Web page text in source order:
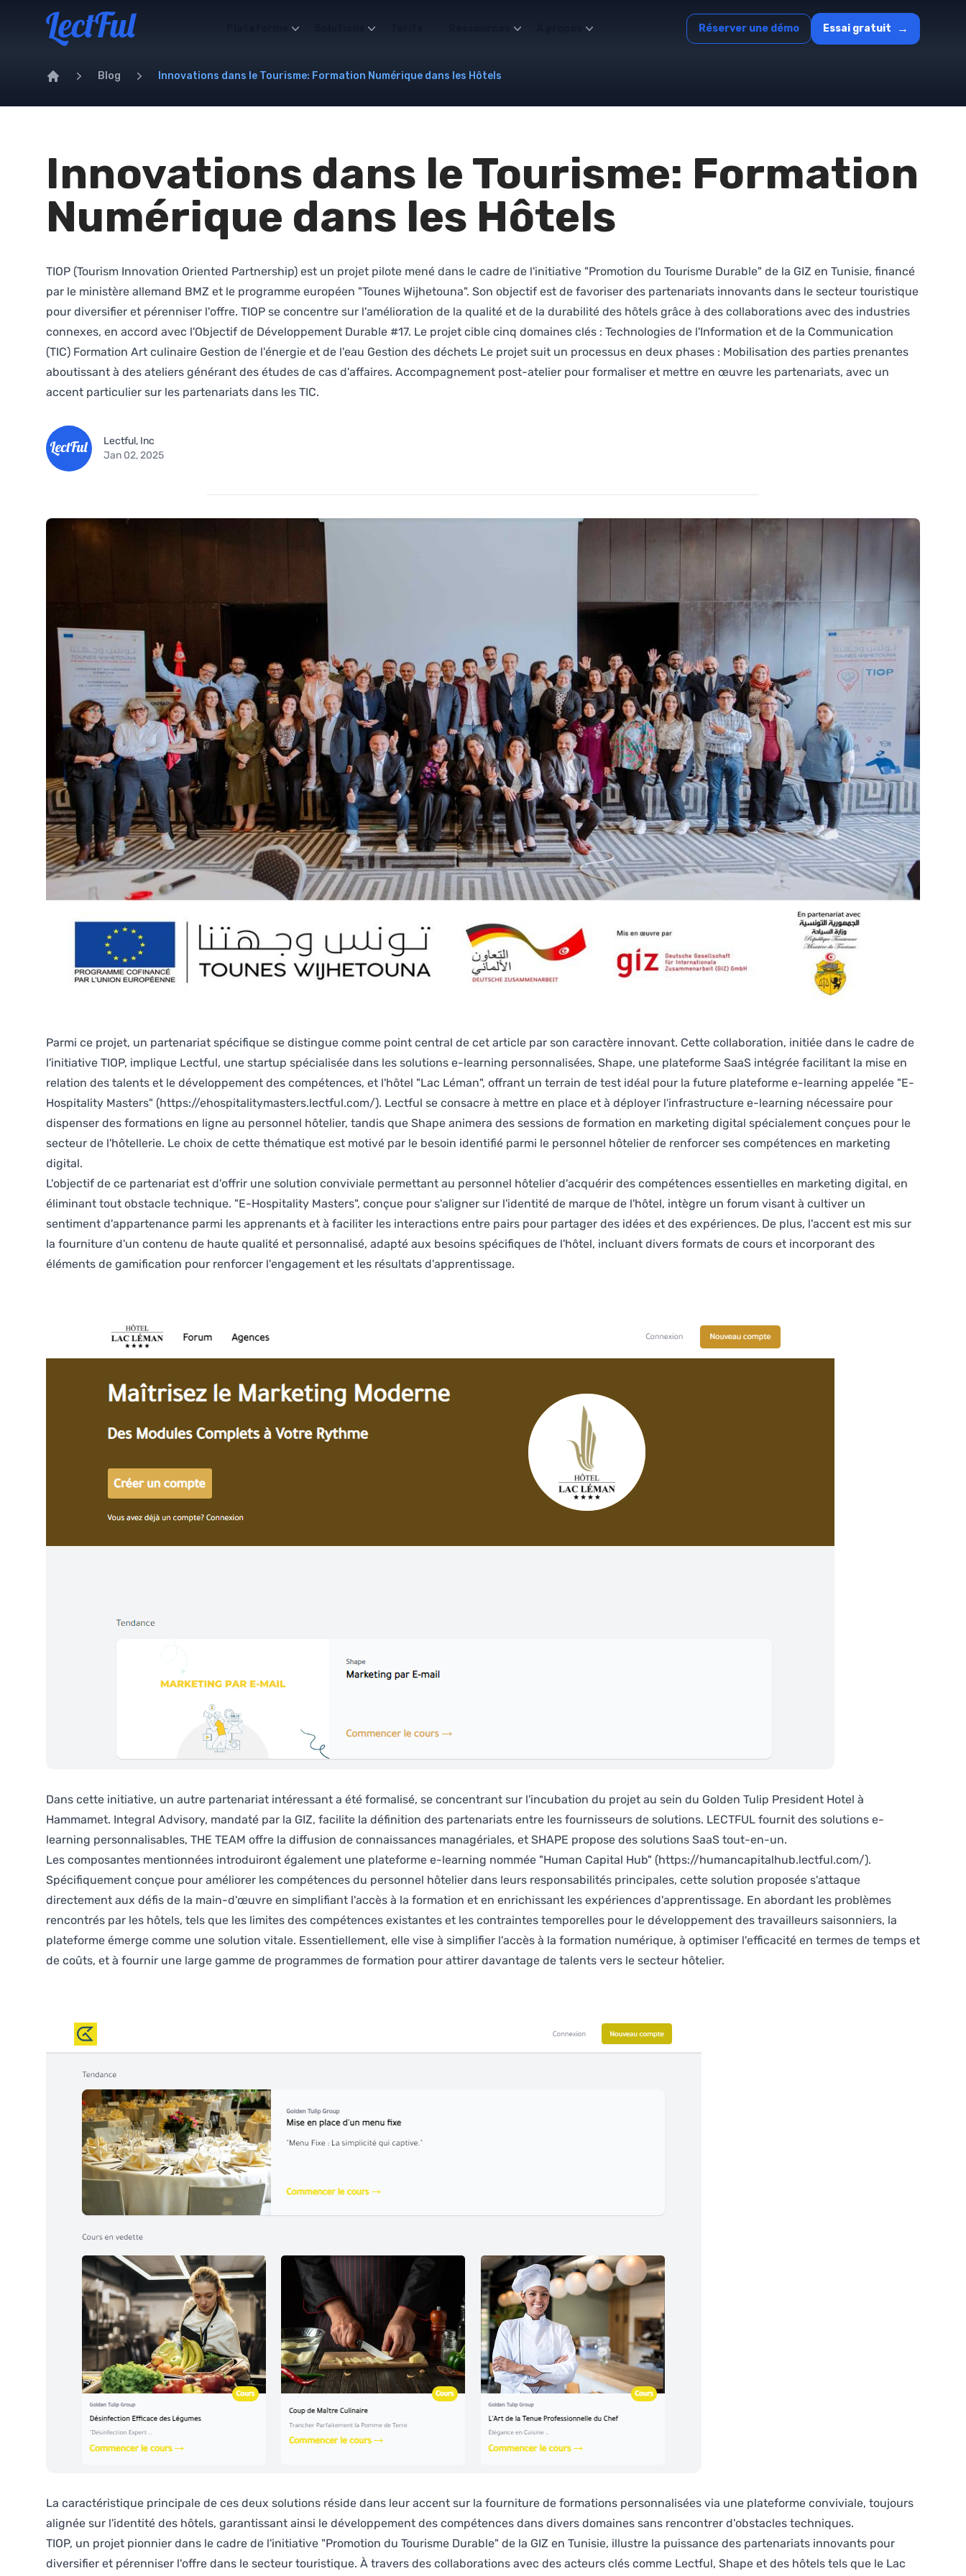
Your Company
Réserver une démo Essai gratuit →
Blog Innovations dans le Tourisme: Formation Numérique dans les Hôtels
Innovations dans le Tourisme: Formation
Numérique dans les Hôtels
TIOP (Tourism Innovation Oriented Partnership) est un projet pilote mené dans le cadre de l'initiative "Promotion du Tourisme Durable" de la GIZ en Tunisie, financé
par le ministère allemand BMZ et le programme européen "Tounes Wijhetouna". Son objectif est de favoriser des partenariats innovants dans le secteur touristique
pour diversifier et pérenniser l'offre. TIOP se concentre sur l'amélioration de la qualité et de la durabilité des hôtels grâce à des collaborations avec des industries
connexes, en accord avec l'Objectif de Développement Durable #17. Le projet cible cinq domaines clés : Technologies de l'Information et de la Communication
(TIC) Formation Art culinaire Gestion de l'énergie et de l'eau Gestion des déchets Le projet suit un processus en deux phases : Mobilisation des parties prenantes
aboutissant à des ateliers générant des études de cas d'affaires. Accompagnement post-atelier pour formaliser et mettre en œuvre les partenariats, avec un
accent particulier sur les partenariats dans les TIC.
Lectful, Inc
Jan 02, 2025
Parmi ce projet, un partenariat spécifique se distingue comme point central de cet article par son caractère innovant. Cette collaboration, initiée dans le cadre de
l'initiative TIOP, implique Lectful, une startup spécialisée dans les solutions e-learning personnalisées, Shape, une plateforme SaaS intégrée facilitant la mise en
relation des talents et le développement des compétences, et l'hôtel "Lac Léman", offrant un terrain de test idéal pour la future plateforme e-learning appelée "E-
Hospitality Masters" (https://ehospitalitymasters.lectful.com/). Lectful se consacre à mettre en place et à déployer l'infrastructure e-learning nécessaire pour
dispenser des formations en ligne au personnel hôtelier, tandis que Shape animera des sessions de formation en marketing digital spécialement conçues pour le
secteur de l'hôtellerie. Le choix de cette thématique est motivé par le besoin identifié parmi le personnel hôtelier de renforcer ses compétences en marketing
digital.
L'objectif de ce partenariat est d'offrir une solution conviviale permettant au personnel hôtelier d'acquérir des compétences essentielles en marketing digital, en
éliminant tout obstacle technique. "E-Hospitality Masters", conçue pour s'aligner sur l'identité de marque de l'hôtel, intègre un forum visant à cultiver un
sentiment d'appartenance parmi les apprenants et à faciliter les interactions entre pairs pour partager des idées et des expériences. De plus, l'accent est mis sur
la fourniture d'un contenu de haute qualité et personnalisé, adapté aux besoins spécifiques de l'hôtel, incluant divers formats de cours et incorporant des
éléments de gamification pour renforcer l'engagement et les résultats d'apprentissage.
Dans cette initiative, un autre partenariat intéressant a été formalisé, se concentrant sur l'incubation du projet au sein du Golden Tulip President Hotel à
Hammamet. Integral Advisory, mandaté par la GIZ, facilite la définition des partenariats entre les fournisseurs de solutions. LECTFUL fournit des solutions e-
learning personnalisables, THE TEAM offre la diffusion de connaissances managériales, et SHAPE propose des solutions SaaS tout-en-un.
Les composantes mentionnées introduiront également une plateforme e-learning nommée "Human Capital Hub" (https://humancapitalhub.lectful.com/).
Spécifiquement conçue pour améliorer les compétences du personnel hôtelier dans leurs responsabilités principales, cette solution proposée s'attaque
directement aux défis de la main-d'œuvre en simplifiant l'accès à la formation et en enrichissant les expériences d'apprentissage. En abordant les problèmes
rencontrés par les hôtels, tels que les limites des compétences existantes et les contraintes temporelles pour le développement des travailleurs saisonniers, la
plateforme émerge comme une solution vitale. Essentiellement, elle vise à simplifier l'accès à la formation numérique, à optimiser l'efficacité en termes de temps et
de coûts, et à fournir une large gamme de programmes de formation pour attirer davantage de talents vers le secteur hôtelier.
La caractéristique principale de ces deux solutions réside dans leur accent sur la fourniture de formations personnalisées via une plateforme conviviale, toujours
alignée sur l'identité des hôtels, garantissant ainsi le développement des compétences dans divers domaines sans rencontrer d'obstacles techniques.
TIOP, un projet pionnier dans le cadre de l'initiative "Promotion du Tourisme Durable" de la GIZ en Tunisie, illustre la puissance des partenariats innovants pour
diversifier et pérenniser l'offre dans le secteur touristique. À travers des collaborations avec des acteurs clés comme Lectful, Shape et des hôtels tels que le Lac